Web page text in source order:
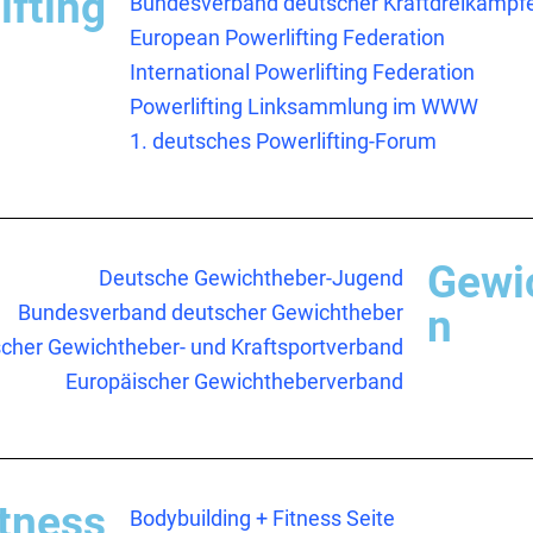
European Powerlifting Federation
International Powerlifting Federation
Powerlifting Linksammlung im WWW
1. deutsches Powerlifting-Forum
Deutsche Gewichtheber-Jugend
Bundesverband deutscher Gewichtheber
Gewichtheber- und Kraftsportverband
Europäischer Gewichtheberverband
n
Bodybuilding + Fitness Seite